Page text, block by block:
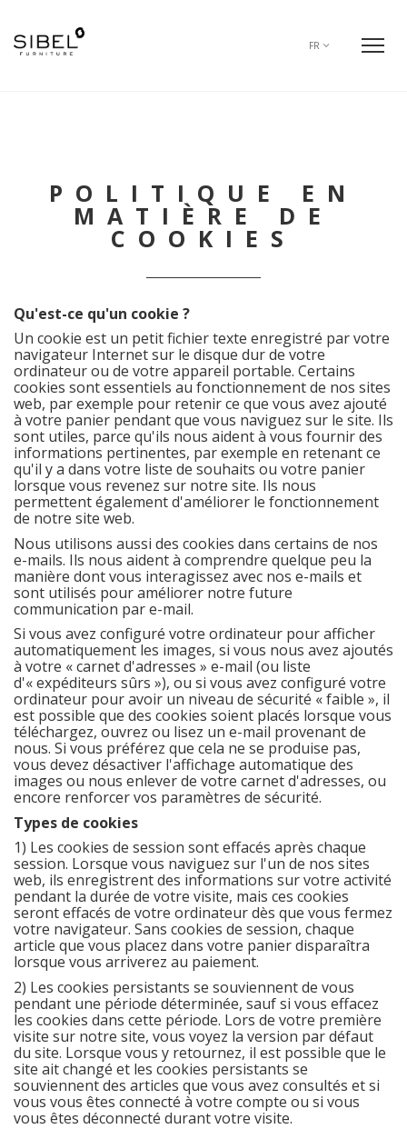
FR
POLITIQUE EN
MATIÈRE DE
COOKIES
Qu'est-ce qu'un cookie ?
Un cookie est un petit fichier texte enregistré par votre
navigateur Internet sur le disque dur de votre
ordinateur ou de votre appareil portable. Certains
cookies sont essentiels au fonctionnement de nos sites
web, par exemple pour retenir ce que vous avez ajouté
à votre panier pendant que vous naviguez sur le site. Ils
sont utiles, parce qu'ils nous aident à vous fournir des
informations pertinentes, par exemple en retenant ce
qu'il y a dans votre liste de souhaits ou votre panier
lorsque vous revenez sur notre site. Ils nous
permettent également d'améliorer le fonctionnement
de notre site web.
Nous utilisons aussi des cookies dans certains de nos
e-mails. Ils nous aident à comprendre quelque peu la
manière dont vous interagissez avec nos e-mails et
sont utilisés pour améliorer notre future
communication par e-mail.
Si vous avez configuré votre ordinateur pour afficher
automatiquement les images, si vous nous avez ajoutés
à votre « carnet d'adresses » e-mail (ou liste
d'« expéditeurs sûrs »), ou si vous avez configuré votre
ordinateur pour avoir un niveau de sécurité « faible », il
est possible que des cookies soient placés lorsque vous
téléchargez, ouvrez ou lisez un e-mail provenant de
nous. Si vous préférez que cela ne se produise pas,
vous devez désactiver l'affichage automatique des
images ou nous enlever de votre carnet d'adresses, ou
encore renforcer vos paramètres de sécurité.
Types de cookies
1) Les cookies de session sont effacés après chaque
session. Lorsque vous naviguez sur l'un de nos sites
web, ils enregistrent des informations sur votre activité
pendant la durée de votre visite, mais ces cookies
seront effacés de votre ordinateur dès que vous fermez
votre navigateur. Sans cookies de session, chaque
article que vous placez dans votre panier disparaîtra
lorsque vous arriverez au paiement.
2) Les cookies persistants se souviennent de vous
pendant une période déterminée, sauf si vous effacez
les cookies dans cette période. Lors de votre première
visite sur notre site, vous voyez la version par défaut
du site. Lorsque vous y retournez, il est possible que le
site ait changé et les cookies persistants se
souviennent des articles que vous avez consultés et si
vous vous êtes connecté à votre compte ou si vous
vous êtes déconnecté durant votre visite.